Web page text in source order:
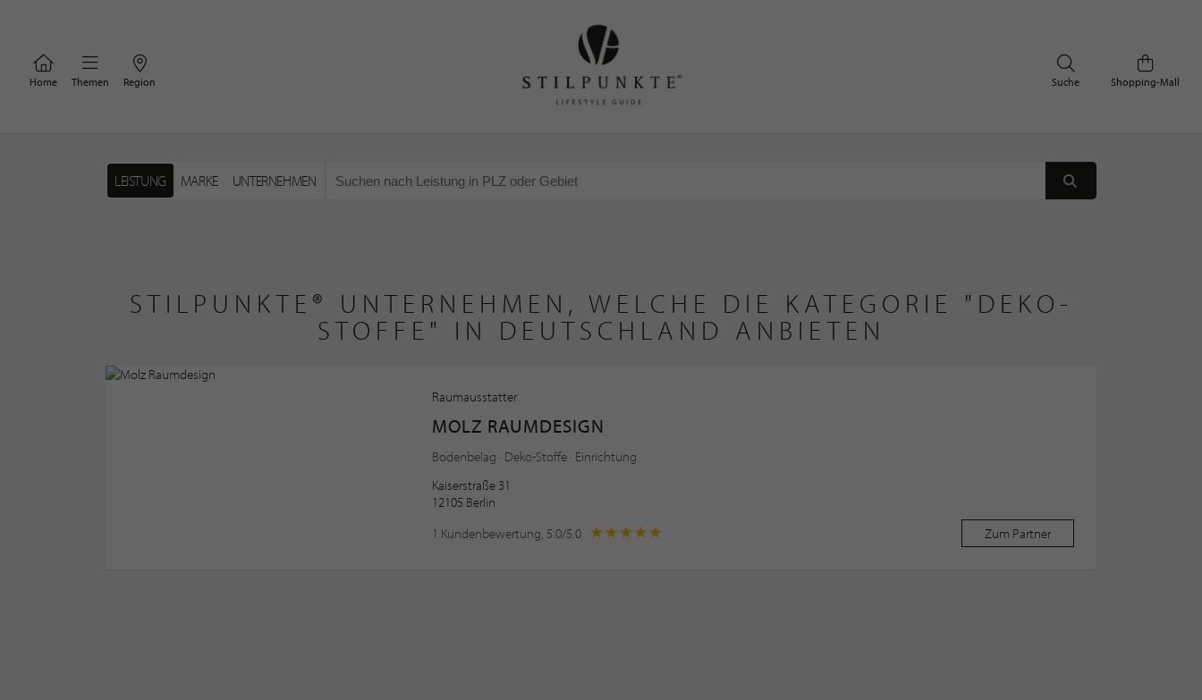
Home Themen Region Shopping-Mall
Suche
LEISTUNG MARKE UNTERNEHMEN
STILPUNKTE® UNTERNEHMEN, WELCHE DIE KATEGORIE "DEKO-
STOFFE" IN DEUTSCHLAND ANBIETEN
Raumausstatter
MOLZ RAUMDESIGN
Bodenbelag · Deko-Stoffe · Einrichtung
Kaiserstraße 31
12105 Berlin
1 Kundenbewertung, 5.0/5.0
Zum Partner